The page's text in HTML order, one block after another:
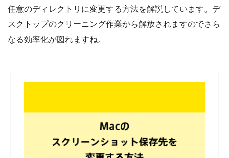
任意のディレクトリに変更する方法を解説しています。デ
スクトップのクリーニング作業から解放されますのでさら
なる効率化が図れますね。